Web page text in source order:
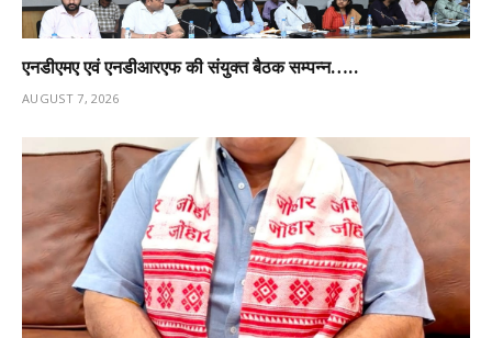
एनडीएमए एवं एनडीआरएफ की संयुक्त बैठक सम्पन्न…..
AUGUST 7, 2026